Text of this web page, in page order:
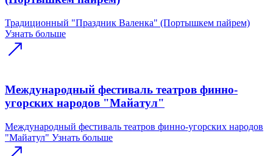
Традиционный "Праздник Валенка" (Портышкем пайрем)
Узнать больше
Международный фестиваль театров финно-
угорских народов "Майатул"
Международный фестиваль театров финно-угорских народов
"Майатул" Узнать больше